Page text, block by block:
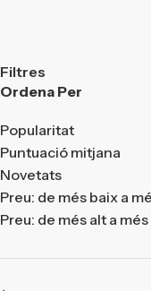
Filtres
Ordena Per
Popularitat
Puntuació mitjana
Novetats
Preu: de més baix a
Preu: de més alt a